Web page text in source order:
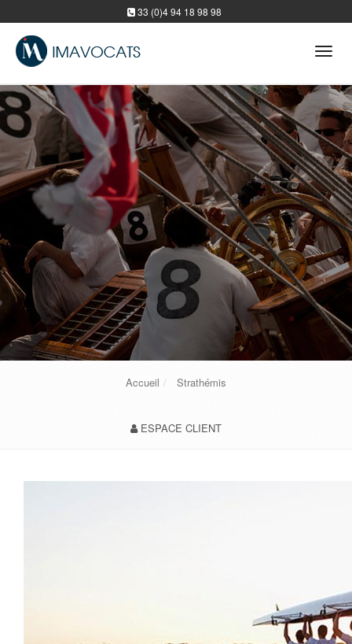
33 (0)4 94 18 98 98
Accueil Strathémis
ESPACE CLIENT